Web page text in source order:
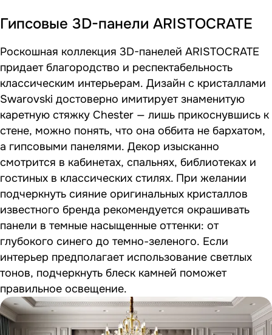
Гипсовые 3D-панели ARISTOCRATE
Роскошная коллекция 3D-панелей ARISTOCRATE
придает благородство и респектабельность
классическим интерьерам. Дизайн с кристаллами
Swarovski достоверно имитирует знаменитую
каретную стяжку Chester — лишь прикоснувшись к
стене, можно понять, что она оббита не бархатом,
а гипсовыми панелями. Декор изысканно
смотрится в кабинетах, спальнях, библиотеках и
гостиных в классических стилях. При желании
подчеркнуть сияние оригинальных кристаллов
известного бренда рекомендуется окрашивать
панели в темные насыщенные оттенки: от
глубокого синего до темно-зеленого. Если
интерьер предполагает использование светлых
тонов, подчеркнуть блеск камней поможет
правильное освещение.